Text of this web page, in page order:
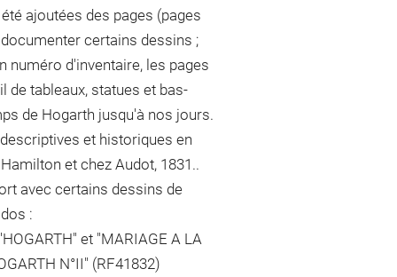
ajoutées des pages (pages
certains dessins ;
numéro d'inventaire, les pages
de tableaux, statues et bas-
de Hogarth jusqu'à nos jours.
et historiques en
et chez Audot, 1831..
avec certains dessins de
:
et "MARIAGE A LA
N°II" (RF41832)